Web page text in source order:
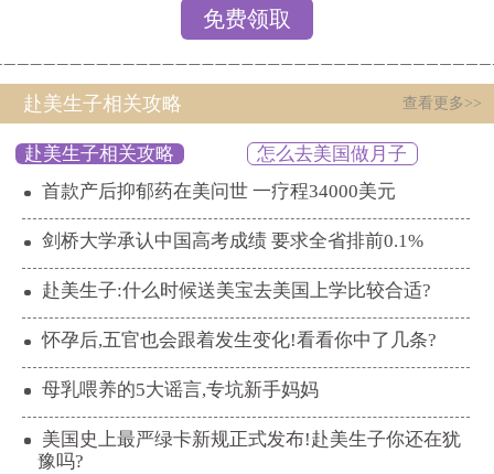
赴美生子相关攻略 查看更多>>
赴美生子相关攻略
怎么去美国做月子
首款产后抑郁药在美问世 一疗程34000美元
剑桥大学承认中国高考成绩 要求全省排前0.1%
赴美生子:什么时候送美宝去美国上学比较合适?
怀孕后,五官也会跟着发生变化!看看你中了几条?
母乳喂养的5大谣言,专坑新手妈妈
美国史上最严绿卡新规正式发布!赴美生子你还在犹
豫吗?